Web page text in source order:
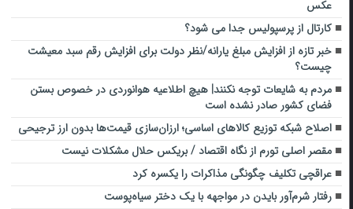
عکس
کارتال از پرسپولیس جدا می شود؟
خبر تازه از افزایش مبلغ یارانه/نظر دولت برای افزایش رقم سبد معیشت
چیست؟
مردم به شایعات توجه نکنند| هیچ اطلاعیه هوانوردی در خصوص بستن
فضای کشور صادر نشده است
اصلاح شبکه توزیع کالاهای اساسی؛ ارزان‌سازی قیمت‌ها بدون ارز ترجیحی
مقصر اصلی تورم از نگاه اقتصاد / بریکس حلال مشکلات نیست
عراقچی تکلیف چگونگی مذاکرات را یکسره کرد
رفتار شرم‌آور بایدن در مواجهه با یک دختر سیاه‌پوست⁣